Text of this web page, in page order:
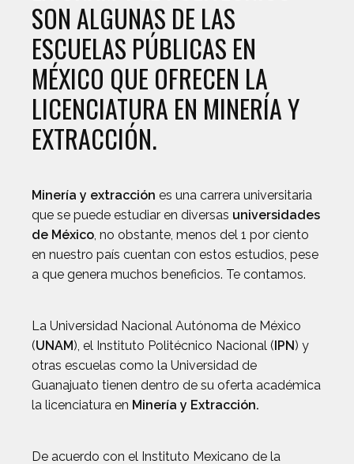
SON ALGUNAS DE LAS
ESCUELAS PÚBLICAS EN
MÉXICO QUE OFRECEN LA
LICENCIATURA EN MINERÍA Y
EXTRACCIÓN.
Minería y extracción es una carrera universitaria
que se puede estudiar en diversas universidades
de México, no obstante, menos del 1 por ciento
en nuestro país cuentan con estos estudios, pese
a que genera muchos beneficios. Te contamos.
La Universidad Nacional Autónoma de México
(UNAM), el Instituto Politécnico Nacional (IPN) y
otras escuelas como la Universidad de
Guanajuato tienen dentro de su oferta académica
la licenciatura en Minería y Extracción.
De acuerdo con el Instituto Mexicano de la